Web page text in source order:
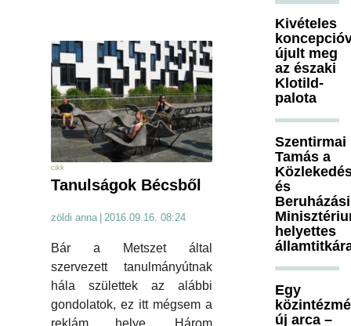
cikk
Tanulságok Bécsből
zöldi anna | 2016.09.16. 08:24
Bár a Metszet által
szervezett tanulmányútnak
hála születtek az alábbi
gondolatok, ez itt mégsem a
reklám helye. Három
Kivételes
újult meg
az északi
Klotild-
palota
Szentirmai
Tamás a
és
Beruházási
helyettes
Egy
új arca –